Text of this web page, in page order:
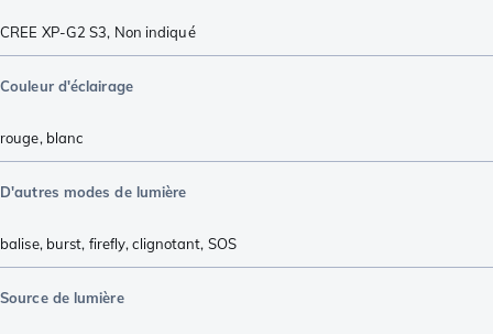
CREE XP-G2 S3, Non indiqué
Couleur d'éclairage
rouge, blanc
D'autres modes de lumière
balise, burst, firefly,clignotant, SOS
Source de lumière